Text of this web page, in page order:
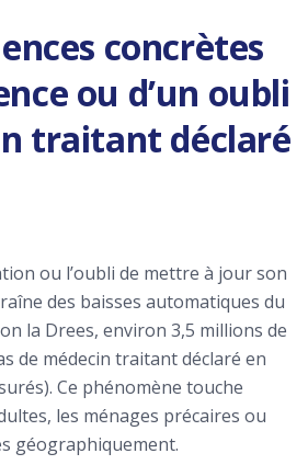
concrètes
ou d’un oubli
traitant déclaré
ou l’oubli de mettre à jour son
des baisses automatiques du
la Drees, environ 3,5 millions de
de médecin traitant déclaré en
Ce phénomène touche
les ménages précaires ou
géographiquement.